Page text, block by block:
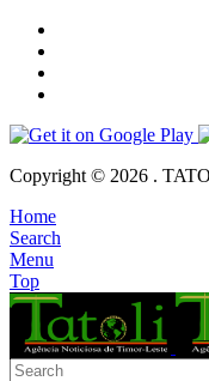
Copyright © 2026 .
Home
Search
Menu
Top